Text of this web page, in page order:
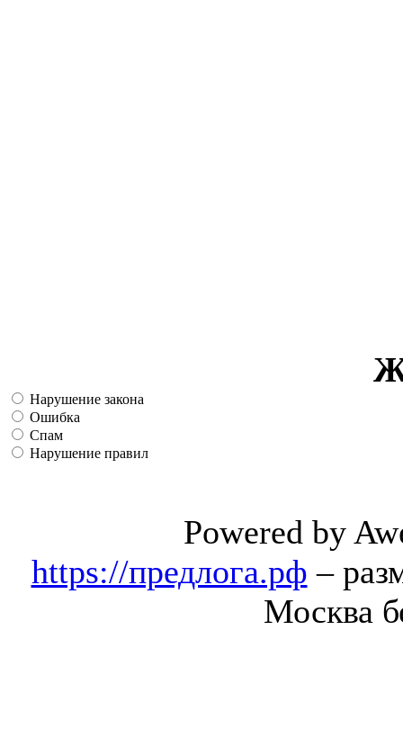
Нарушение закона
Ошибка
Спам
Нарушение правил
Powered by
https://предлога.рф –
Москва